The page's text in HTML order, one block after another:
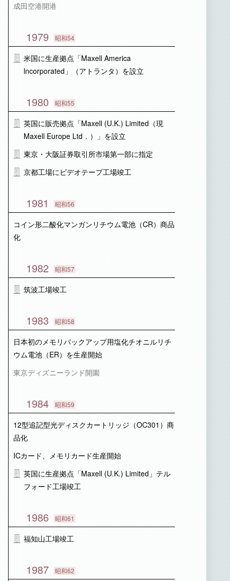
成田空港開港
1979 昭和54
米国に生産拠点「Maxell America
lncorporated」（アトランタ）を設立
1980 昭和55
英国に販売拠点「Maxell (U.K.) Limited（現
Maxell Europe Ltd．）」を設立
東京・大阪証券取引所市場第一部に指定
京都工場にビデオテープ工場竣工
1981 昭和56
コイン形二酸化マンガンリチウム電池（CR）商品
化
1982 昭和57
筑波工場竣工
1983 昭和58
日本初のメモリバックアップ用塩化チオニルリチ
ウム電池（ER）を生産開始
東京ディズニーランド開園
1984 昭和59
12型追記型光ディスクカートリッジ（OC301）商
品化
ICカード、メモリカード生産開始
英国に生産拠点「Maxell (U.K.) Limited」テル
フォード工場竣工
1986 昭和61
福知山工場竣工
1987 昭和62